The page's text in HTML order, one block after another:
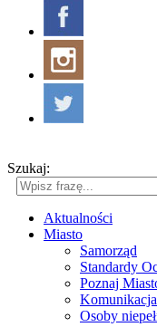
Szukaj:
Aktualności
Miasto
Samorząd
Standardy
Poznaj
Osoby